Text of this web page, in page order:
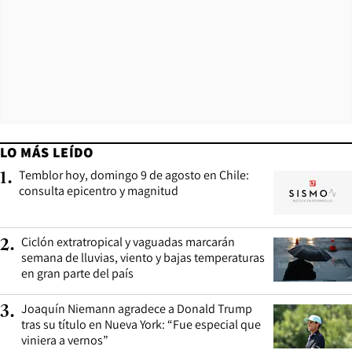
LO MÁS LEÍDO
1. Temblor hoy, domingo 9 de agosto en Chile:
consulta epicentro y magnitud
2. Ciclón extratropical y vaguadas marcarán
semana de lluvias, viento y bajas temperaturas
en gran parte del país
3. Joaquín Niemann agradece a Donald Trump
tras su título en Nueva York: “Fue especial que
viniera a vernos”